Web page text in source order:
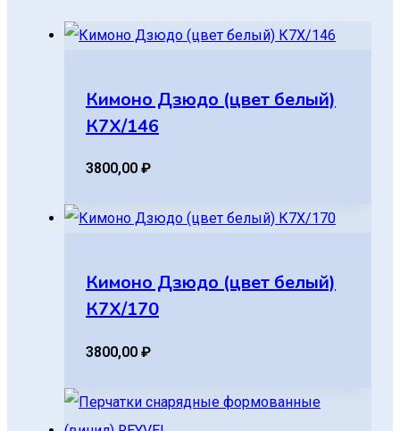
Кимоно Дзюдо (цвет белый)
К7Х/146
3800,00 ₽
Кимоно Дзюдо (цвет белый)
К7Х/170
3800,00 ₽